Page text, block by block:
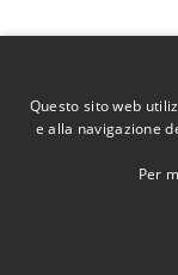
Questo sito web
e alla navigazione
Per